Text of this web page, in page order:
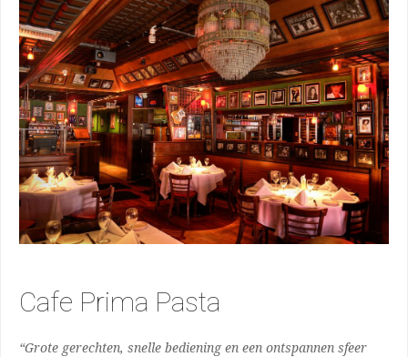
Cafe Prima Pasta
“Grote gerechten, snelle bediening en een ontspannen sfeer